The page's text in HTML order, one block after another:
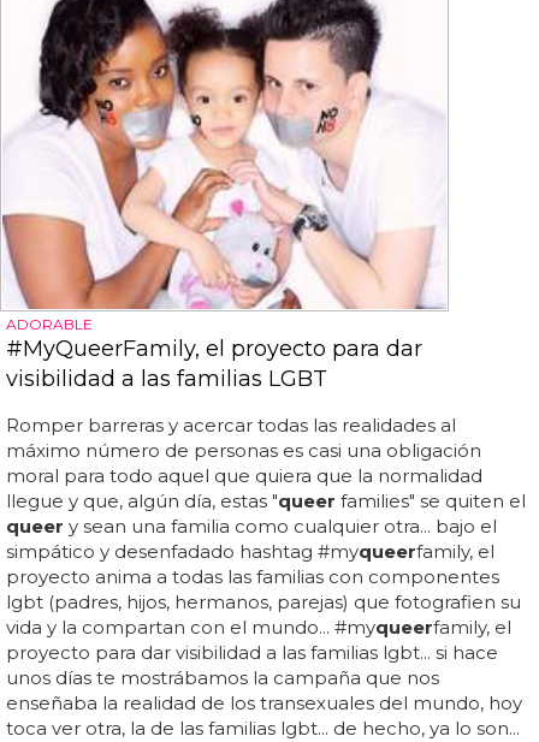
ADORABLE
#MyQueerFamily, el proyecto para dar
visibilidad a las familias LGBT
Romper barreras y acercar todas las realidades al
máximo número de personas es casi una obligación
moral para todo aquel que quiera que la normalidad
llegue y que, algún día, estas "queer families" se quiten el
queer y sean una familia como cualquier otra... bajo el
simpático y desenfadado hashtag #myqueerfamily, el
proyecto anima a todas las familias con componentes
lgbt (padres, hijos, hermanos, parejas) que fotografien su
vida y la compartan con el mundo... #myqueerfamily, el
proyecto para dar visibilidad a las familias lgbt... si hace
unos días te mostrábamos la campaña que nos
enseñaba la realidad de los transexuales del mundo, hoy
toca ver otra, la de las familias lgbt... de hecho, ya lo son...